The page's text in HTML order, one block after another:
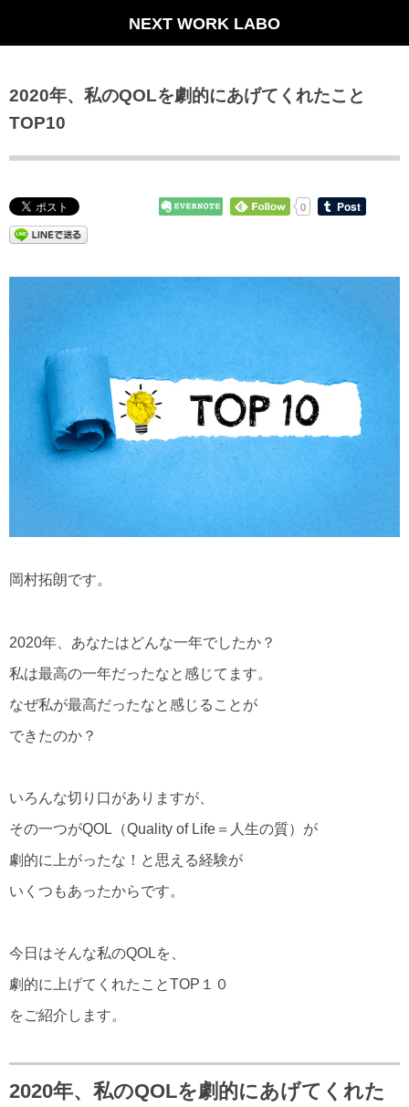
NEXT WORK LABO
2020年、私のQOLを劇的にあげてくれたこと
TOP10
0
岡村拓朗です。
2020年、あなたはどんな一年でしたか？
私は最高の一年だったなと感じてます。
なぜ私が最高だったなと感じることが
できたのか？
いろんな切り口がありますが、
その一つがQOL（Quality of Life＝人生の質）が
劇的に上がったな！と思える経験が
いくつもあったからです。
今日はそんな私のQOLを、
劇的に上げてくれたことTOP１０
をご紹介します。
2020年、私のQOLを劇的にあげてくれた